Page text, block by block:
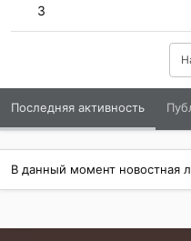
3
Последняя активность
В данный момент новостная